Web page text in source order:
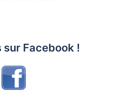
Facebook !